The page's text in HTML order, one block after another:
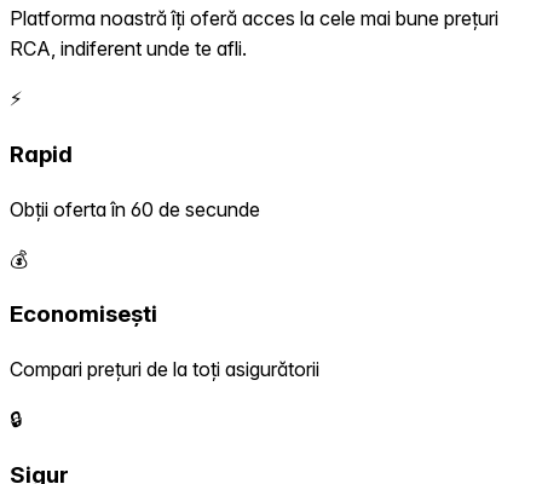
Platforma noastră îți oferă acces la cele mai bune prețuri
RCA, indiferent unde te afli.
⚡
Rapid
Obții oferta în 60 de secunde
💰
Economisești
Compari prețuri de la toți asigurătorii
🔒
Sigur